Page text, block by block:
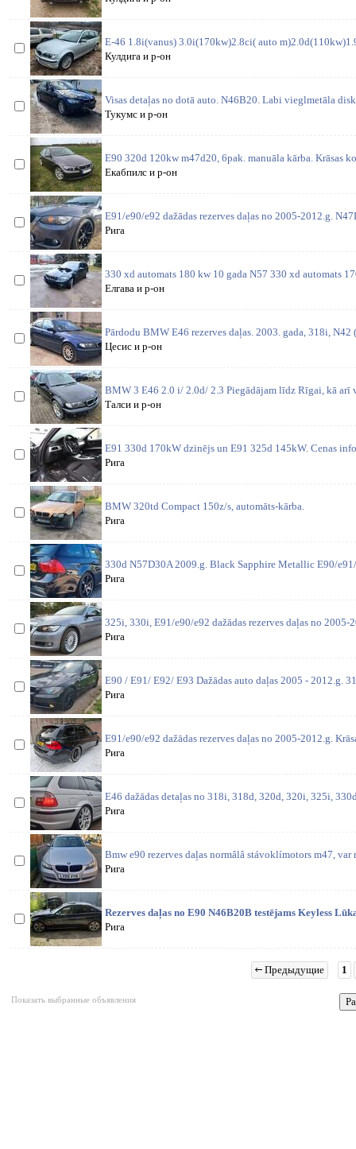
E-46 1.8i(vanus) 3.0i(170kw)2.8ci( auto
Кулдига и р-он
Visas detaļas no dotā auto. N46B20. Labi vieglmetāla
Тукумс и р-он
E90 320d 120kw m47d20, 6pak. manuāla kārba. Krāsas
Екабпилс и р-он
E91/e90/e92 dažādas rezerves daļas no 2005-2012.g.
Рига
330 xd automats 180 kw 10 gada N57 330 xd automats
Елгава и р-он
Pārdodu BMW E46 rezerves daļas. 2003. gada, 318i, N42
Цесис и р-он
BMW 3 E46 2.0 i/ 2.0d/ 2.3 Piegādājam līdz Rīgai, kā arī
Талси и р-он
E91 330d 170kW dzinējs un E91 325d 145kW. Cenas
Рига
BMW 320td Compact 150z/s, automāts-kārba.
Рига
330d N57D30A 2009.g. Black Sapphire Metallic E90/e91/
Рига
325i, 330i, E91/e90/e92 dažādas rezerves daļas no 2005-
Рига
E90 / E91/ E92/ E93 Dažādas auto daļas 2005 - 2012.g.
Рига
E91/e90/e92 dažādas rezerves daļas no 2005-2012.g.
Рига
E46 dažādas detaļas no 318i, 318d, 320d, 320i, 325i,
Рига
Bmw e90 rezerves daļas normâlâ stávoklímotors m47, var
Рига
Rezerves daļas no E90 N46B20B testējams Keyless
Рига
Предыдущие 1
Показать выбранные объявления